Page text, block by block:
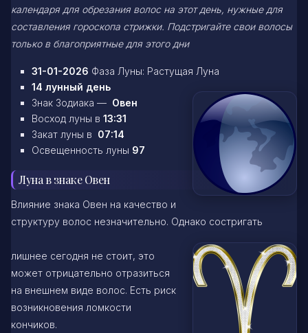
календаря для обрезания волос на этот день, нужные для
составления гороскопа стрижки. Подстригайте свои волосы
только в благоприятные для этого дни
31-01-2026 Фаза Луны: Растущая Луна
14 лунный день
Знак Зодиака — Овен
Восход луны в 13:31
Закат луны в 07:14
Освещенность луны 97
Луна в знаке Овен
Влияние знака Овен на качество и
структуру волос незначительно. Однако состригать
лишнее сегодня не стоит, это
может отрицательно отразиться
на внешнем виде волос. Есть риск
возникновения ломкости
кончиков.